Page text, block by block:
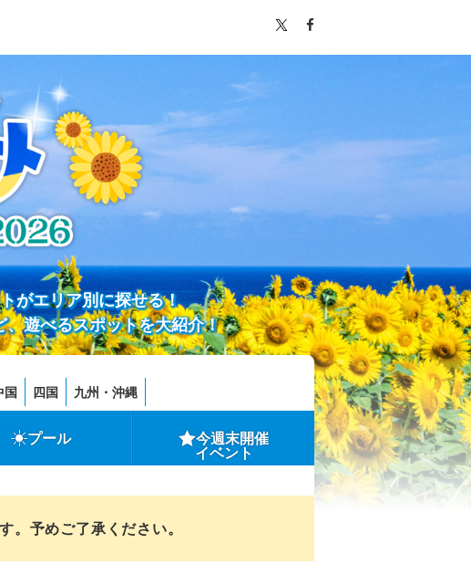
がエリア別に探せる！
遊べるスポットを大紹介！
国 四国 九州・沖縄
プール 今週末開催
イベント
予めご了承ください。